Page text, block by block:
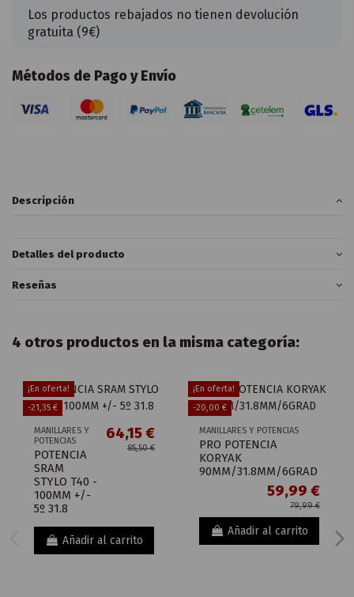
Los productos rebajados no tienen devolución
gratuita (9€)
Métodos de Pago y Envío
Descripción
Detalles del producto
Reseñas
4 otros productos en la misma categoría:
¡En oferta!
-21,35 €
MANILLARES Y
POTENCIAS
POTENCIA
SRAM
STYLO T40 -
100MM +/-
5º 31.8
64,15 €
85,50 €
Añadir al carrito
¡En oferta!
-20,00 €
MANILLARES Y POTENCIAS
PRO POTENCIA
KORYAK
90MM/31.8MM/6GRAD
59,99 €
79,99 €
Añadir al carrito